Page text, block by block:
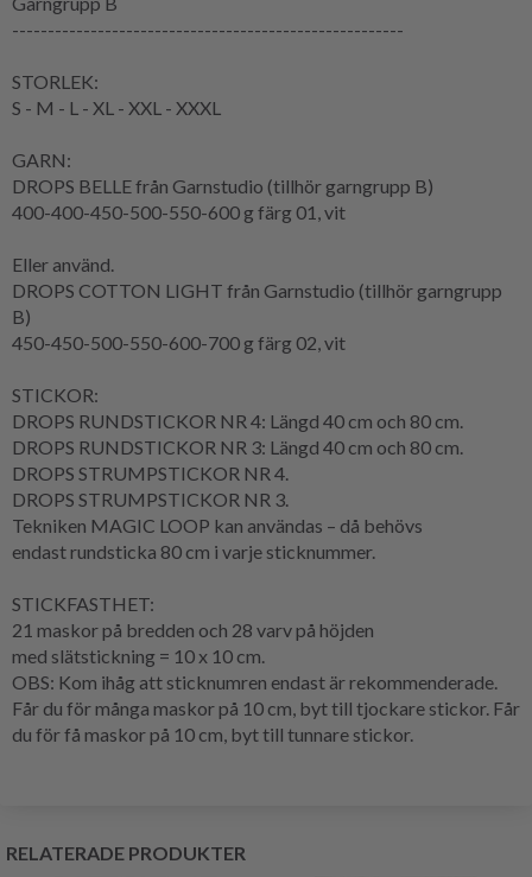
-------------------------------------------------------
STORLEK:
S - M - L - XL - XXL - XXXL
GARN:
DROPS BELLE från Garnstudio (tillhör garngrupp B)
400-400-450-500-550-600 g färg 01, vit
Eller använd.
DROPS COTTON LIGHT från Garnstudio (tillhör garngrupp
B)
450-450-500-550-600-700 g färg 02, vit
STICKOR:
DROPS RUNDSTICKOR NR 4: Längd 40 cm och 80 cm.
DROPS RUNDSTICKOR NR 3: Längd 40 cm och 80 cm.
DROPS STRUMPSTICKOR NR 4.
DROPS STRUMPSTICKOR NR 3.
Tekniken MAGIC LOOP kan användas – då behövs
endastrundsticka 80 cm i varje sticknummer.
STICKFASTHET:
21 maskor på bredden och 28 varvpå höjden
med slätstickning = 10 x 10 cm.
OBS: Kom ihåg att sticknumren endast är rekommenderade.
Får du för många maskor på 10 cm, byt till tjockare stickor. Får
du för få maskor på 10 cm, byt till tunnare stickor.
RELATERADE PRODUKTER